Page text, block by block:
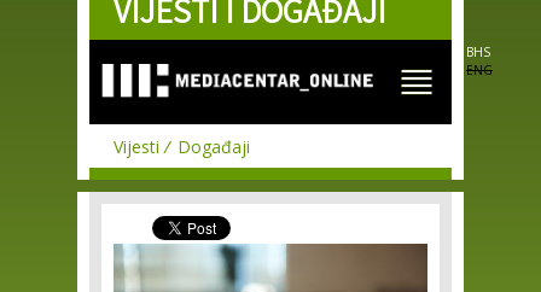
Skip to
main
VIJESTI I DOGAĐAJI
BHS
ENG
Vijesti Događaji